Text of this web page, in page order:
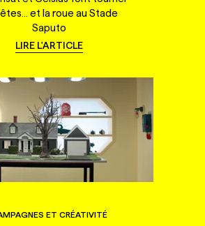
et la roue au Stade
Saputo
LIRE L'ARTICLE
ET CRÉATIVITÉ